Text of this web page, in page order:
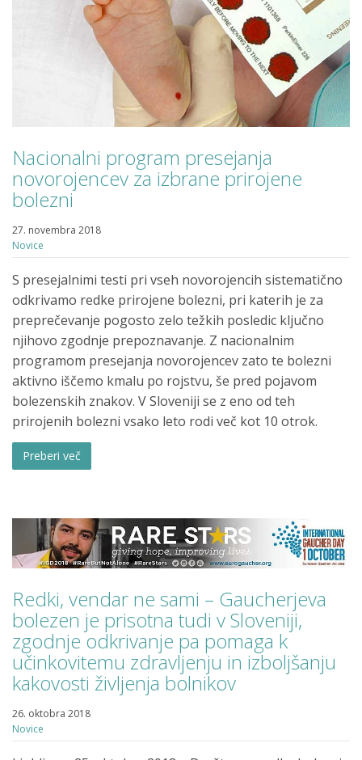
Nacionalni program presejanja
novorojencev za izbrane prirojene
bolezni
27. novembra 2018
Novice
S presejalnimi testi pri vseh novorojencih sistematično
odkrivamo redke prirojene bolezni, pri katerih je za
preprečevanje pogosto zelo težkih posledic ključno
njihovo zgodnje prepoznavanje. Z nacionalnim
programom presejanja novorojencev zato te bolezni
aktivno iščemo kmalu po rojstvu, še pred pojavom
bolezenskih znakov. V Sloveniji se z eno od teh
prirojenih bolezni vsako leto rodi več kot 10 otrok.
Preberi več
Redki, vendar ne sami – Gaucherjeva
bolezen je prisotna tudi v Sloveniji,
zgodnje odkrivanje pa pomaga k
učinkovitemu zdravljenju in izboljšanju
kakovosti življenja bolnikov
26. oktobra 2018
Novice